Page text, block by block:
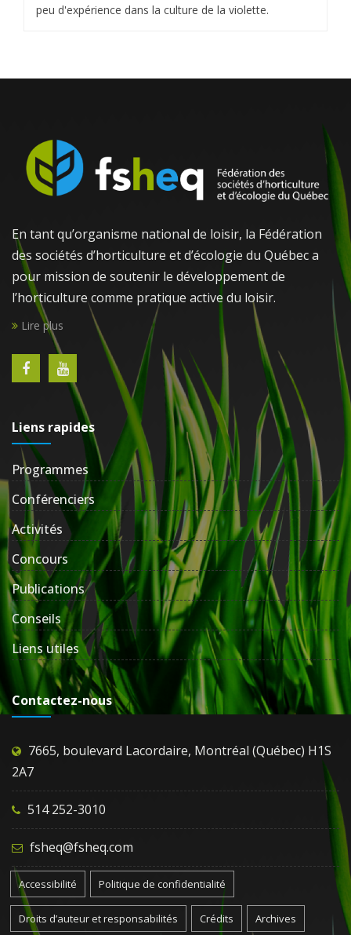
peu d'expérience dans la culture de la violette.
En tant qu’organisme national de loisir, la Fédération
des sociétés d’horticulture et d’écologie du Québec a
pour mission de soutenir le développement de
l’horticulture comme pratique active du loisir.
Lire plus
Liens rapides
Programmes
Conférenciers
Activités
Concours
Publications
Conseils
Liens utiles
Contactez-nous
7665, boulevard Lacordaire, Montréal (Québec) H1S
2A7
514 252-3010
fsheq@fsheq.com
Accessibilité Politique de confidentialité
Droits d’auteur et responsabilités Crédits Archives